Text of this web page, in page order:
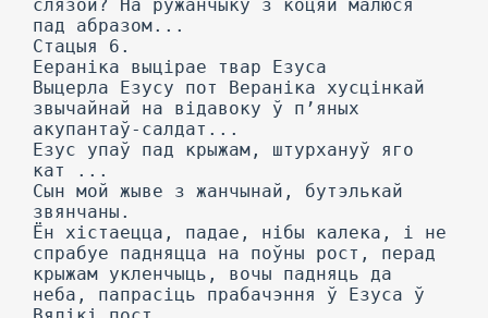
слязой? На ружанчыку з коцяй малюся
пад абразом...
Стацыя 6.
Еераніка выцірае твар Езуса
Выцерла Езусу пот Вераніка хусцінкай
звычайнай на відавоку ў п’яных
акупантаў-салдат...
Езус упаў пад крыжам, штурхануў яго
кат ...
Сын мой жыве з жанчынай, бутэлькай
звянчаны.
Ён хістаецца, падае, нібы калека, і не
спрабуе падняцца на поўны рост, перад
крыжам укленчыць, вочы падняць да
неба, папрасіць прабачэння ў Езуса ў